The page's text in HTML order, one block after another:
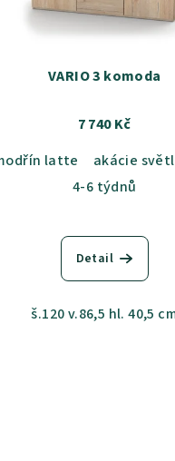
dub harmony
dub sametový dub
VARIO 3 komoda
7 740 Kč
latte
akácie
4-6 týdnů
Detail
š.120 v.86,5 hl. 40,5